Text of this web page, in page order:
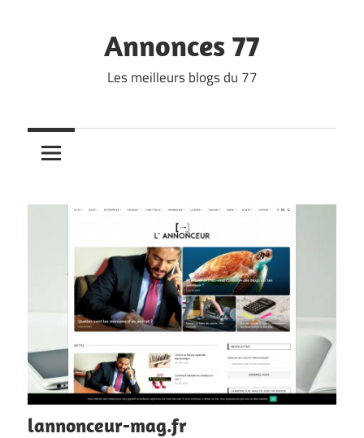
Annonces 77
Les meilleurs blogs du 77
lannonceur-mag.fr